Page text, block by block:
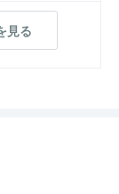
見る